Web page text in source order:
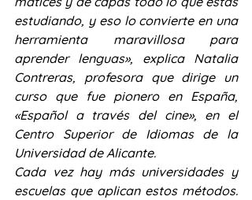
estudiando, y eso lo convierte en una
herramienta maravillosa para
aprender lenguas», explica Natalia
Contreras, profesora que dirige un
curso que fue pionero en España,
«Español a través del cine», en el
Centro Superior de Idiomas de la
Universidad de Alicante.
Cada vez hay más universidades y
escuelas que aplican estos métodos.